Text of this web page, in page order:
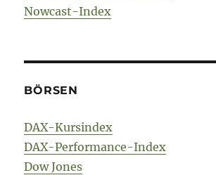
Nowcast-Index
BÖRSEN
DAX-Kursindex
DAX-Performance-Index
Dow Jones